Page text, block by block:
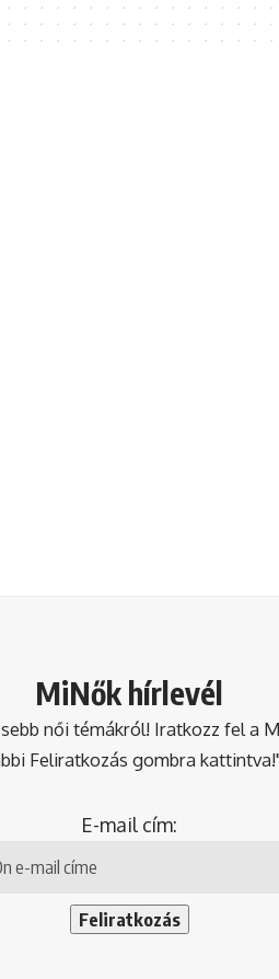
MiNők hírlevél
női témákról! Iratkozz fel a
Feliratkozás gombra kattintva!"
E-mail cím: